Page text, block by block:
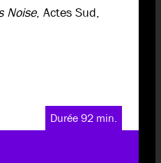
Noise, Actes Sud,
Durée 92 min.